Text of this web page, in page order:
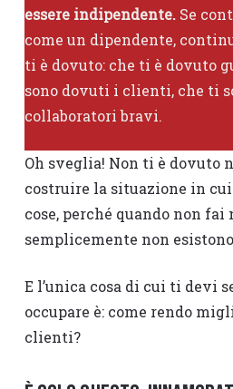
essere indipendente.Se
come un dipendente,
ti è dovuto: che ti è dovuto
sono dovuti i clienti, che ti
collaboratori bravi.
Oh sveglia! Non ti è dovuto
costruire la situazione in
cose, perché quando non fai
semplicemente non
E l’unica cosa di cui ti devi
occupare è: come rendo
clienti?